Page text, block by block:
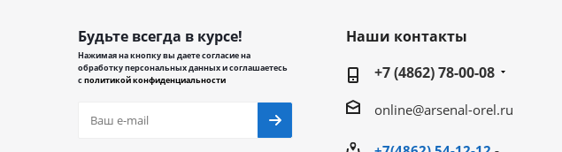
Будьте всегда в курсе!
Нажимая на кнопку вы даете согласие на
обработку персональных данных и соглашаетесь
сполитикой конфиденциальности
Наши контакты
+7 (4862) 78-00-08
online@arsenal-orel.ru